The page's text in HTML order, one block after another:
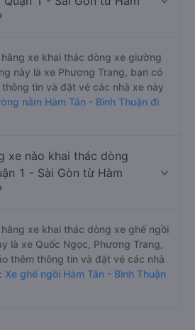
xe khai thác dòng xe giường
này là xe Phương Trang, bạn có
tin và đặt vé các nhà xe này
nằm Hàm Tân - Bình Thuận đi
xe nào khai thác dòng
1 - Sài Gòn từ Hàm
xe khai thác dòng xe ghế ngồi
là xe Quốc Ngọc, Phương Trang,
thêm thông tin và đặt vé các nhà
Xe ghế ngồi Hàm Tân - Bình Thuận